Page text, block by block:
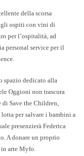
della scorsa
gli ospiti con vini di
per l’ospitalità, ad
personal service per il
.
spazio dedicato alla
Oggioni non trascura
di Save the Children,
per salvare i bambini a
presenzierà Federica
A donare un proprio
in arte Myfo.